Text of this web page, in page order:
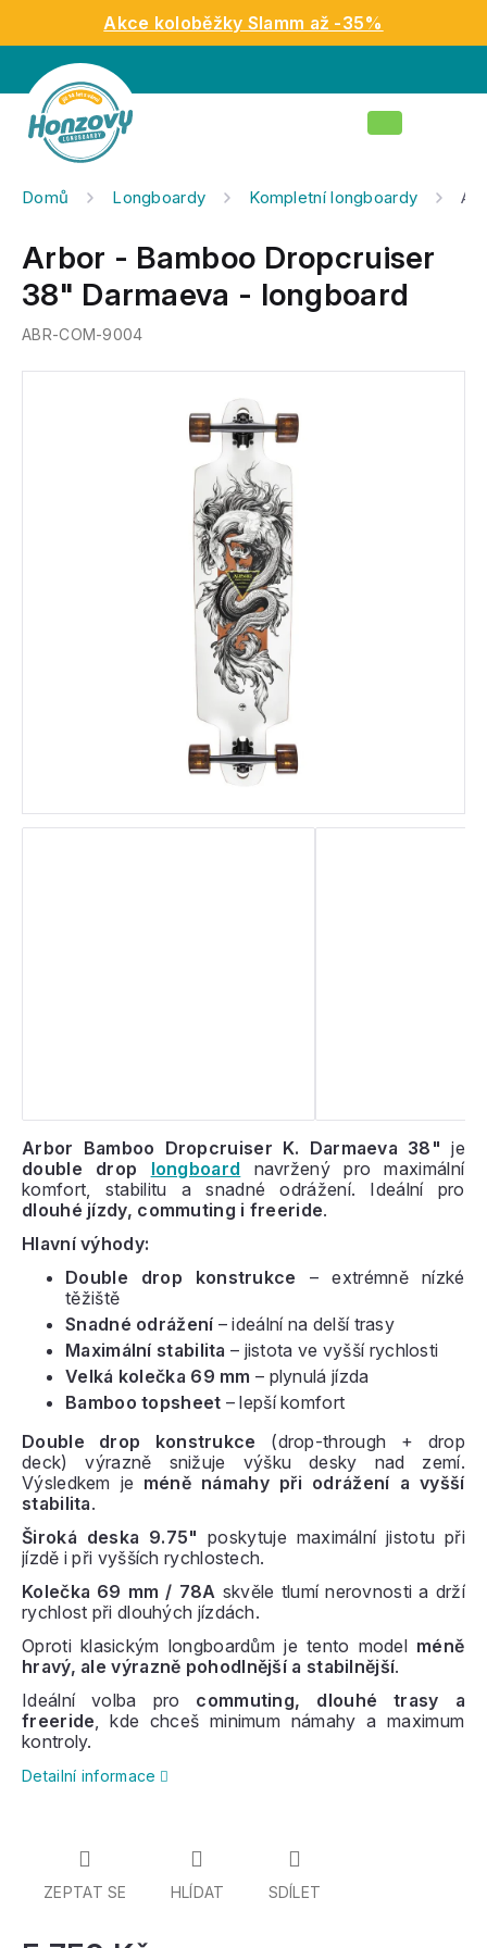
obsah
Akce koloběžky Slamm až -35%
Nákupní
Domů Longboardy Kompletní longboardy
Arbor - Bamboo Dropcruiser
38" Darmaeva - longboard
ABR-COM-9004
Arbor Bamboo Dropcruiser K. Darmaeva 38" je
double drop longboard navržený pro maximální
komfort, stabilitu a snadné odrážení. Ideální pro
dlouhé jízdy, commuting i freeride.
Hlavní výhody:
Double drop konstrukce – extrémně nízké
těžiště
Snadné odrážení – ideální na delší trasy
Maximální stabilita – jistota ve vyšší rychlosti
Velká kolečka 69 mm – plynulá jízda
Bamboo topsheet – lepší komfort
Double drop konstrukce (drop-through + drop
deck) výrazně snižuje výšku desky nad zemí.
Výsledkem je méně námahy při odrážení a vyšší
stabilita.
Široká deska 9.75" poskytuje maximální jistotu při
jízdě i při vyšších rychlostech.
Kolečka 69 mm / 78A skvěle tlumí nerovnosti a drží
rychlost při dlouhých jízdách.
Oproti klasickým longboardům je tento model méně
hravý, ale výrazně pohodlnější a stabilnější.
Ideální volba pro commuting, dlouhé trasy a
freeride, kde chceš minimum námahy a maximum
kontroly.
Detailní informace
ZEPTAT SE HLÍDAT SDÍLET